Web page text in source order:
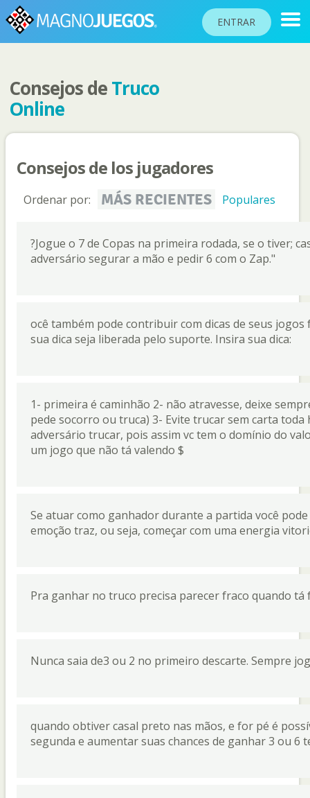
ENTRAR
RANKINGS
TORNEOS
AYUDA
PASAPORTE
Consejos deTruco
Online
Consejos de los jugadores
Ordenar por: MÁS RECIENTES Populares
?Jogue o 7 de Copas na primeira rodada, se o tiver;
adversário segurar a mão e pedir 6 com o Zap."
ocê também pode contribuir com dicas de seus
sua dica seja liberada pelo suporte. Insira sua dica:
1- primeira é caminhão 2- não atravesse, deixe
pede socorro ou truca) 3- Evite trucar sem carta
adversário trucar, pois assim vc tem o domínio do
um jogo que não tá valendo $
Se atuar como ganhador durante a partida você
emoção traz, ou seja, começar com uma energia
Pra ganhar no truco precisa parecer fraco quando
Nunca saia de3 ou 2 no primeiro descarte. Sempre
quando obtiver casal preto nas mãos, e for pé é
segunda e aumentar suas chances de ganhar 3 ou 6